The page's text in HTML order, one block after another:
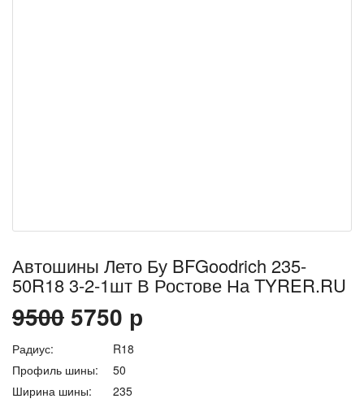
Автошины Лето Бу BFGoodrich 235-
50R18 3-2-1шт В Ростове На TYRER.RU
95005750 р
Радиус:
R18
Профиль шины:
50
Ширина шины:
235